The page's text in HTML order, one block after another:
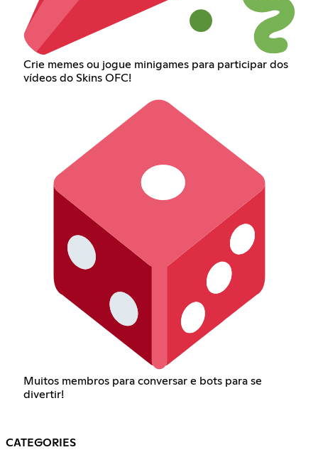
Crie memes ou jogue minigames para participar dos
vídeos do Skins OFC!
Muitos membros para conversar e bots para se
divertir!
CATEGORIES